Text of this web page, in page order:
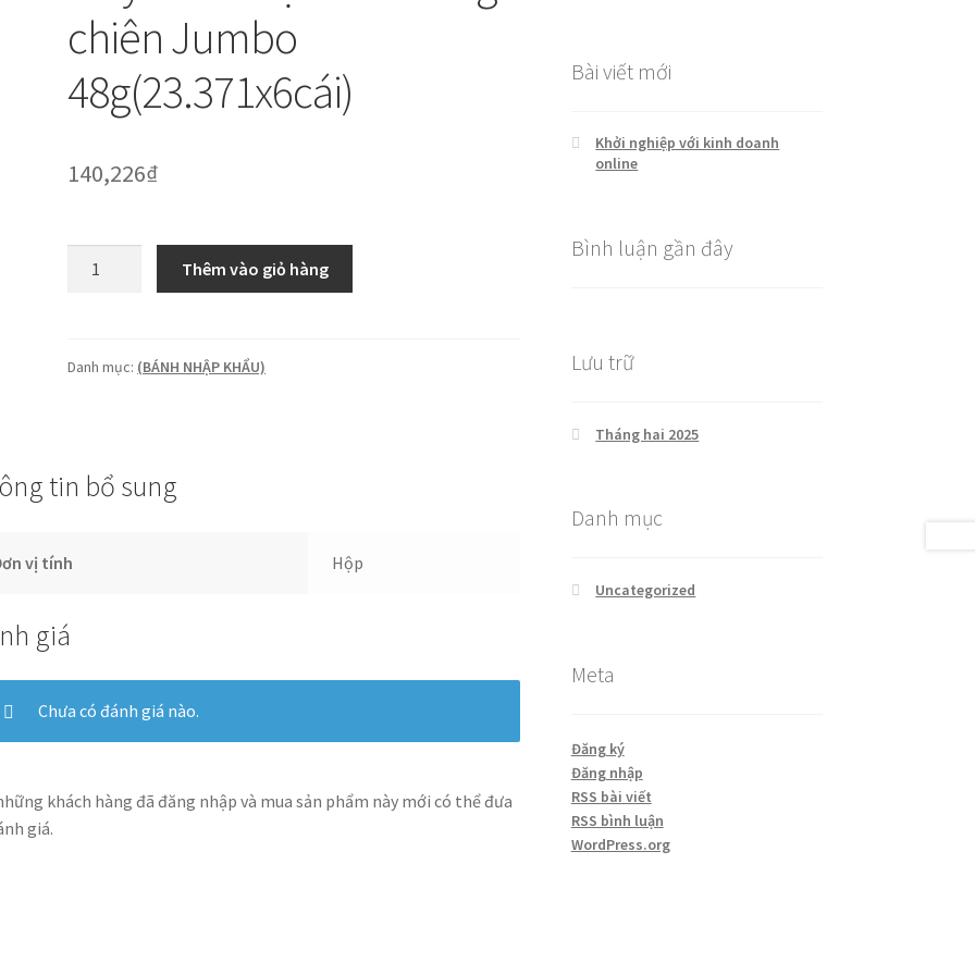
chiên Jumbo
48g(23.371x6cái)
140,226₫
chiên
lượng
Thêm vào giỏ hàng
Danh mục: (BÁNH NHẬP KHẨU)
tin bổ sung
vị tính Hộp
giá
Chưa có đánh giá nào.
khách hàng đã đăng nhập và mua sản phẩm này mới có thể đưa
giá.
Bài viết mới
Khởi nghiệp với kinh doanh
online
Bình luận gần đây
Lưu trữ
Tháng hai 2025
Danh mục
Uncategorized
Meta
Đăng ký
Đăng nhập
RSS bài viết
RSS bình luận
WordPress.org